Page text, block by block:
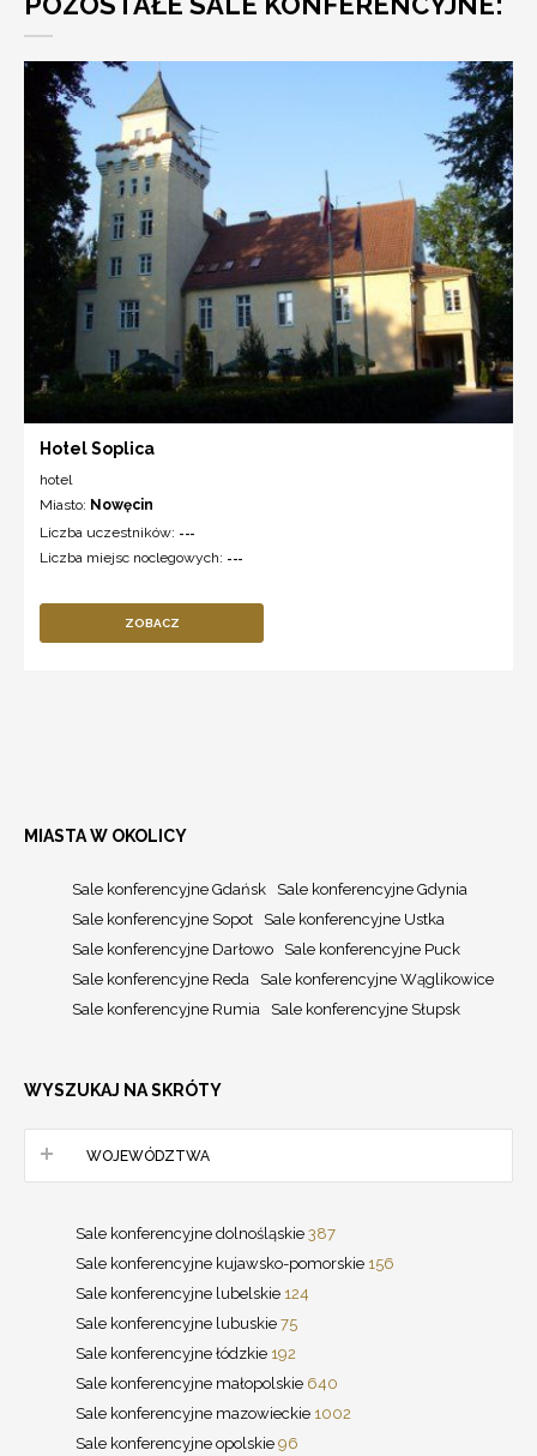
Hotel Soplica
hotel
Miasto: Nowęcin
Liczba uczestników: ---
Liczba miejsc noclegowych: ---
ZOBACZ
MIASTA W OKOLICY
Sale konferencyjne Gdańsk
Sale konferencyjne Gdynia
Sale konferencyjne Sopot
Sale konferencyjne Ustka
Sale konferencyjne Darłowo
Sale konferencyjne Puck
Sale konferencyjne Reda
Sale konferencyjne Wąglikowice
Sale konferencyjne Rumia
Sale konferencyjne Słupsk
WYSZUKAJ NA SKRÓTY
WOJEWÓDZTWA
Sale konferencyjne dolnośląskie 387
Sale konferencyjne kujawsko-pomorskie 156
Sale konferencyjne lubelskie 124
Sale konferencyjne lubuskie 75
Sale konferencyjne łódzkie 192
Sale konferencyjne małopolskie 640
Sale konferencyjne mazowieckie 1002
Sale konferencyjne opolskie 96